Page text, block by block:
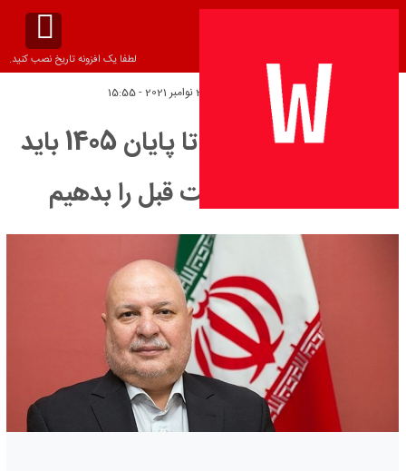
لطفا یک افزونه تاریخ نصب کنید.
تاریخ انتشار:
اندازه نصف بودجه تا پایان 1405 باید
بدهی اوراق دولت قبل را بدهیم